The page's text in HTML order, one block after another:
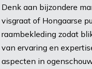
Denk aan bijzondere
visgraat of Hongaarse
raambekleding zodat
van ervaring en
aspecten in